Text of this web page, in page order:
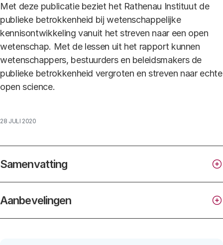
Met deze publicatie beziet het Rathenau Instituut de
publieke betrokkenheid bij wetenschappelijke
kennisontwikkeling vanuit het streven naar een open
wetenschap. Met de lessen uit het rapport kunnen
wetenschappers, bestuurders en beleidsmakers de
publieke betrokkenheid vergroten en streven naar echte
open science.
28 JULI 2020
Samenvatting
Aanbevelingen